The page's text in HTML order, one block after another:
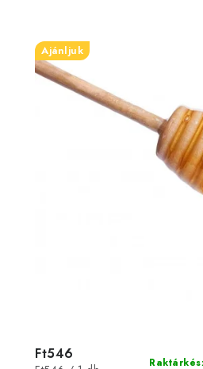
Ajánljuk
Ft546